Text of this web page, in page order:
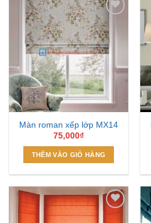
Add to
Wishlist
Màn roman xếp lớp MX14
75,000₫
THÊM VÀO GIỎ HÀNG